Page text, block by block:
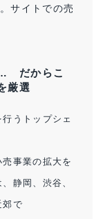
サイトでの売
… だからこ
厳選​
うトップシェ
事業の拡大を
静岡、渋谷、
郊で